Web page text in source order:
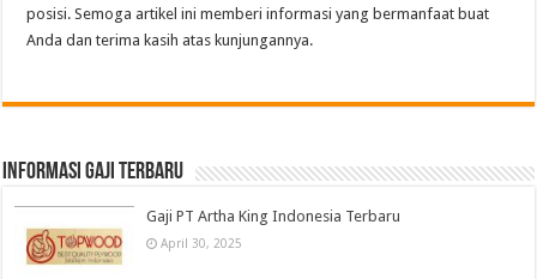
posisi. Semoga artikel ini memberi informasi yang bermanfaat buat
Anda dan terima kasih atas kunjungannya.
informasi gaji terbaru
Gaji PT Artha King Indonesia Terbaru
April 30, 2025